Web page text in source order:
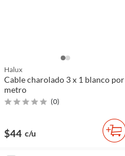
Halux
Cable charolado 3 x 1 blanco por
metro
(0)
$44 c/u